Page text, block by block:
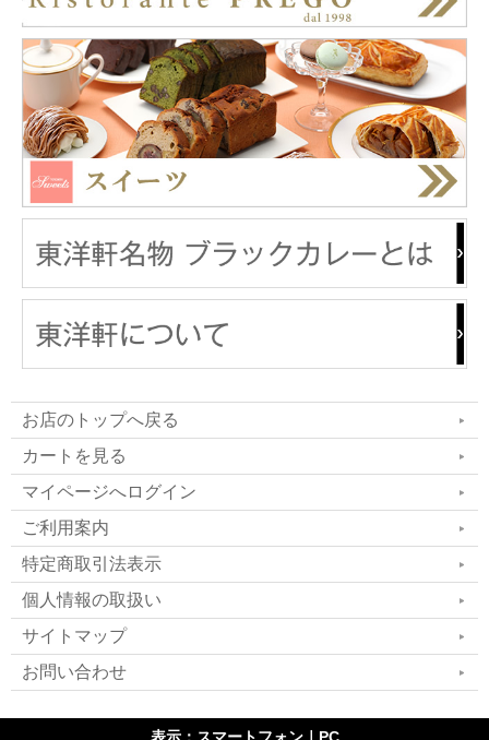
お店のトップへ戻る
カートを見る
マイページへログイン
ご利用案内
特定商取引法表示
個人情報の取扱い
サイトマップ
お問い合わせ